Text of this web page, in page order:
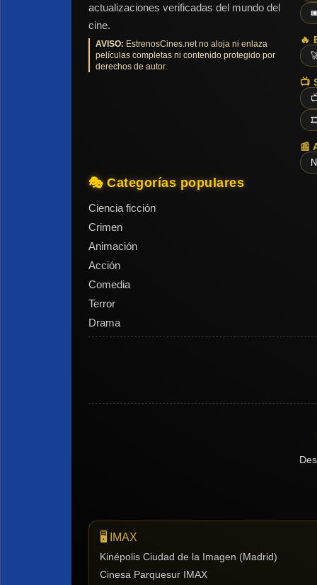
actualizaciones verificadas del mundo del
cine.
AVISO: EstrenosCines.net no aloja ni enlaza
películas completas ni contenido protegido por
derechos de autor.
🔥
📺
📰
🎭 Categorías populares
Ciencia ficción
Crimen
Animación
Acción
Comedia
Terror
Drama
🖥️ IMAX
Kinépolis Ciudad de la Imagen (Madrid)
Cinesa Parquesur IMAX